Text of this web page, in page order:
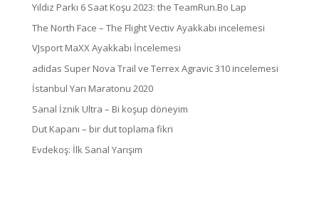
Yıldız Parkı 6 Saat Koşu 2023: the TeamRun.Bo Lap
The North Face – The Flight Vectiv Ayakkabı incelemesi
VJsport MaXX Ayakkabı İncelemesi
adidas Super Nova Trail ve Terrex Agravic 310 incelemesi
İstanbul Yarı Maratonu 2020
Sanal İznik Ultra – Bi koşup döneyim
Dut Kapanı – bir dut toplama fikri
Evdekoş: İlk Sanal Yarışım